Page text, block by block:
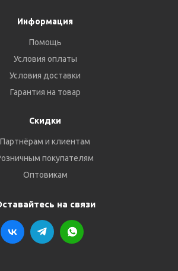
Информация
Помощь
Условия оплаты
Условия доставки
Гарантия на товар
Скидки
Партнёрам и клиентам
покупателям
Оптовикам
на связи